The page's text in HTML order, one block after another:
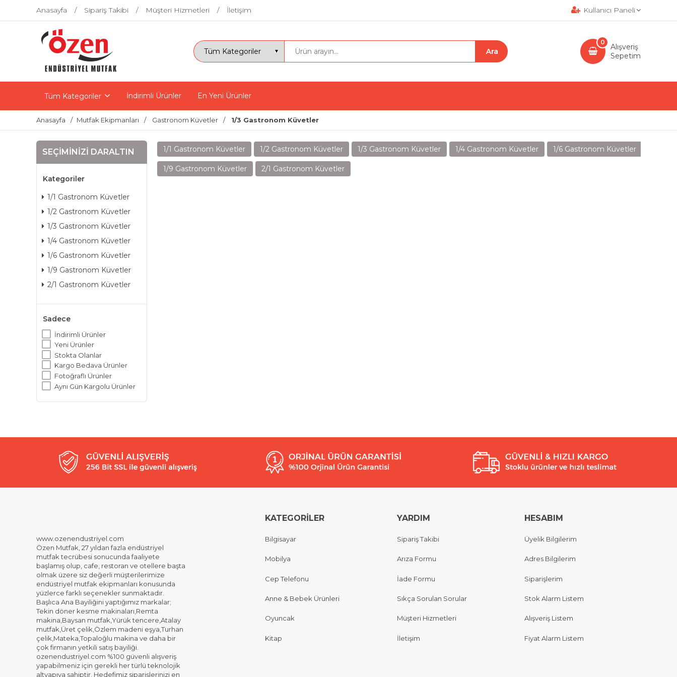
Anasayfa Sipariş Takibi Müşteri Hizmetleri İletişim Kullanıcı Paneli
Alışveriş
Sepetim
0
Tüm Kategoriler İndirimli Ürünler En Yeni Ürünler
Anasayfa Mutfak Ekipmanları Gastronom Küvetler 1/3 Gastronom Küvetler
SEÇIMINIZI DARALTIN
Kategoriler
1/1 Gastronom Küvetler
1/2 Gastronom Küvetler
1/3 Gastronom Küvetler
1/4 Gastronom Küvetler
1/6 Gastronom Küvetler
1/9 Gastronom Küvetler
2/1 Gastronom Küvetler
Sadece
İndirimli Ürünler
Yeni Ürünler
Stokta Olanlar
Kargo Bedava Ürünler
Fotoğraflı Ürünler
Aynı Gün Kargolu Ürünler
1/1 Gastronom Küvetler 1/2 Gastronom Küvetler 1/3 Gastronom Küvetler 1/4 Gastronom Küvetler 1/6 Gastronom Küvetler
1/9 Gastronom Küvetler 2/1 Gastronom Küvetler
www.ozenendustriyel.com
Özen Mutfak, 27 yıldan fazla endüstriyel
mutfak tecrübesi sonucunda faaliyete
başlamış olup, cafe, restoran ve otellere başta
olmak üzere siz değerli müşterilerimize
endüstriyel mutfak ekipmanları konusunda
yüzlerce farklı seçenekler sunmaktadır.
Başlıca Ana Bayiliğini yaptığımız markalar;
Tekin döner kesme makinaları,Remta
makina,Baysan mutfak,Yürük tencere,Atalay
mutfak,Üret çelik,Özlem madeni eşya,Turhan
çelik,Mateka,Topaloğlu makina ve daha bir
çok firmanın yetkili satış bayiliği.
ozenendustriyel.com %100 güvenli alışveriş
yapabilmeniz için gerekli her türlü teknolojik
altyapıya sahiptir. Hedefimiz siparişlerinizi en
KATEGORİLER
Bilgisayar
Mobilya
Cep Telefonu
Anne & Bebek Ürünleri
Oyuncak
Kitap
YARDIM
Sipariş Takibi
Arıza Formu
İade Formu
Sıkça Sorulan Sorular
Müşteri Hizmetleri
İletişim
HESABIM
Üyelik Bilgilerim
Adres Bilgilerim
Siparişlerim
Stok Alarm Listem
Alışveriş Listem
Fiyat Alarm Listem